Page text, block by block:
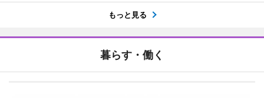
もっと見る
暮らす・働く